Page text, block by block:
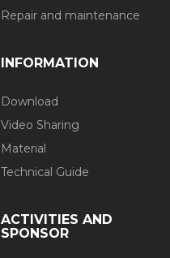
Repair and maintenance
INFORMATION
Download
Video Sharing
Material
Technical Guide
ACTIVITIES AND
SPONSOR